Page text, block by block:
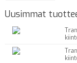
Uusimmat